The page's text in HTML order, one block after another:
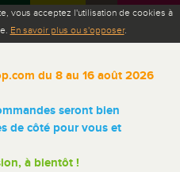
vous acceptez l'utilisation de cookies à
En savoir plus ou s'opposer.
du 8 au 16 août 2026
seront bien
de côté pour vous et
à bientôt !